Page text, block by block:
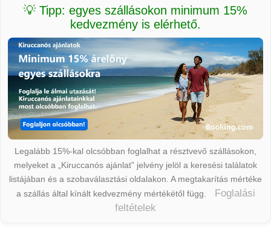
💡 Tipp: egyes szállásokon minimum 15%
kedvezmény is elérhető.
Legalább 15%-kal olcsóbban foglalhat a résztvevő szállásokon,
melyeket a „Kiruccanós ajánlat” jelvény jelöl a keresési találatok
listájában és a szobaválasztási oldalakon. A megtakarítás mértéke
a szállás által kínált kedvezmény mértékétől függ.
Foglalási
feltételek